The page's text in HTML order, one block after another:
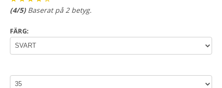
(4/5) Baserat på 2betyg.
FÄRG: